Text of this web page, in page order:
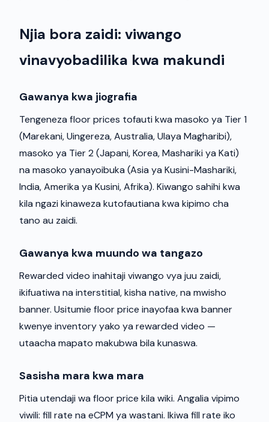
Njia bora zaidi: viwango
vinavyobadilika kwa makundi
Gawanya kwa jiografia
Tengeneza floor prices tofauti kwa masoko ya Tier 1
(Marekani, Uingereza, Australia, Ulaya Magharibi),
masoko ya Tier 2 (Japani, Korea, Mashariki ya Kati)
na masoko yanayoibuka (Asia ya Kusini-Mashariki,
India, Amerika ya Kusini, Afrika). Kiwango sahihi kwa
kila ngazi kinaweza kutofautiana kwa kipimo cha
tano au zaidi.
Gawanya kwa muundo wa tangazo
Rewarded video inahitaji viwango vya juu zaidi,
ikifuatiwa na interstitial, kisha native, na mwisho
banner. Usitumie floor price inayofaa kwa banner
kwenye inventory yako ya rewarded video —
utaacha mapato makubwa bila kunaswa.
Sasisha mara kwa mara
Pitia utendaji wa floor price kila wiki. Angalia vipimo
viwili: fill rate na eCPM ya wastani. Ikiwa fill rate iko